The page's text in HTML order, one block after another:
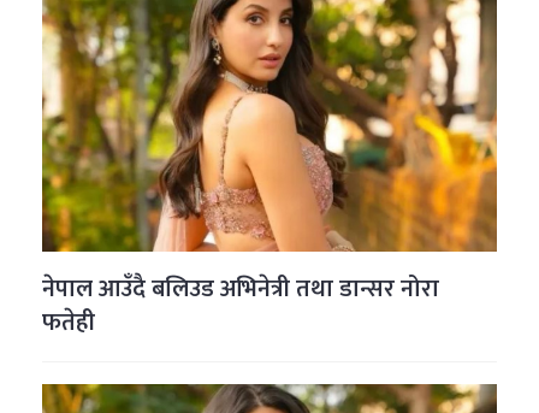
नेपाल आउँदै बलिउड अभिनेत्री तथा डान्सर नोरा
फतेही